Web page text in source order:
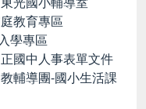
教育專區
學專區
國中人事表單文件
輔導團-國小生活課